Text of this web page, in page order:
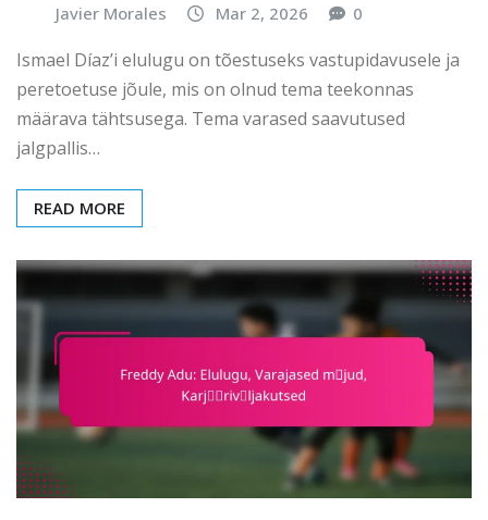
Javier Morales Mar 2, 2026 0
Ismael Díaz’i elulugu on tõestuseks vastupidavusele ja
peretoetuse jõule, mis on olnud tema teekonnas
määrava tähtsusega. Tema varased saavutused
jalgpallis…
READ MORE